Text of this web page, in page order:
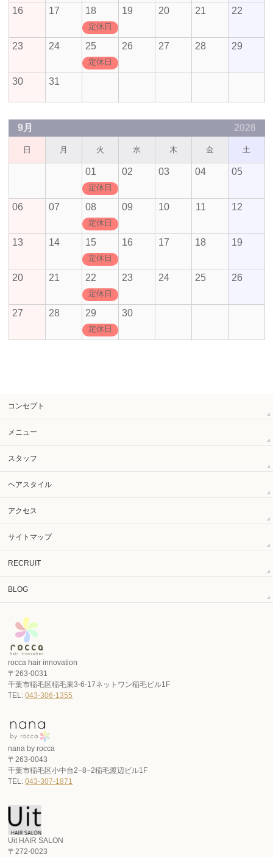
16 17 18
定休日
19 20 21 22
23 24 25
定休日
26 27 28 29
30 31
9月 2026
日 月 火 水 木 金 土
01
定休日
02 03 04 05
06 07 08
定休日
09 10 11 12
13 14 15
定休日
16 17 18 19
20 21 22
定休日
23 24 25 26
27 28 29
定休日
30
コンセプト
メニュー
スタッフ
ヘアスタイル
アクセス
サイトマップ
RECRUIT
BLOG
rocca hair innovation
〒263-0031
千葉市稲毛区稲毛東3-6-17ネットワン稲毛ビル1F
TEL:043-306-1355
nana by rocca
〒263-0043
千葉市稲毛区小中台2−8−2稲毛渡辺ビル1F
TEL:043-307-1871
Uit HAIR SALON
〒272-0023